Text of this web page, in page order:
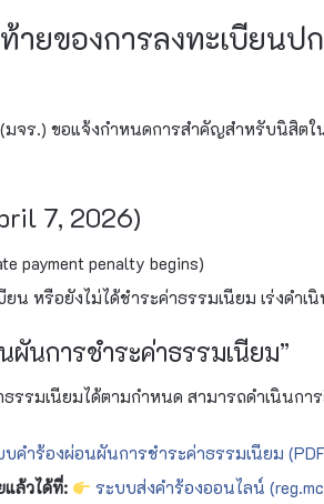
ายของการลงทะเบียนป
ร.) ขอแจ้งกำหนดการสำคัญสำหรับนิสิต
7, 2026)
payment penalty begins)
น หรือยังไม่ได้ชำระค่าธรรมเนียม เร่งดำ
นการชำระค่าธรรมเนียม”
รรมเนียมได้ตามกำหนด สามารถดำเนินก
บคำร้องผ่อนผันการชำระค่าธรรมเนียม
ล้วได้ที่:
ระบบส่งคำร้องออนไลน์